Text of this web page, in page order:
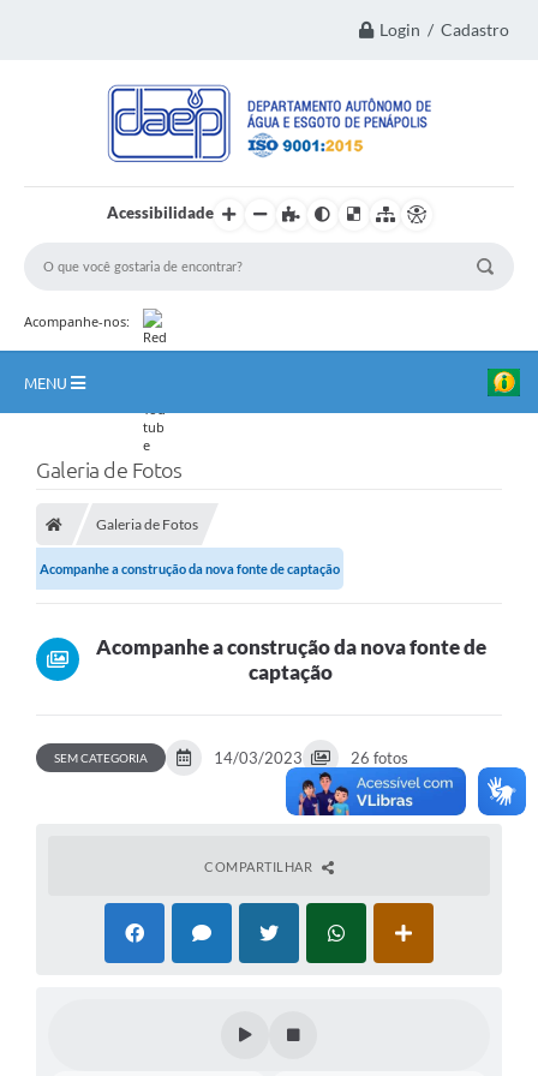
Login / Cadastro
Acessibilidade
Acompanhe-nos:
MENU
Institucional
Transparência
Comunicação
Contato
Galeria de Fotos
Audiências Públicas
Galeria de Fotos
Galeria de Fotos
Acompanhe a construção da nova fonte de captação
Acompanhe a construção da nova fonte de
captação
SEM CATEGORIA 14/03/2023 26 fotos
COMPARTILHAR